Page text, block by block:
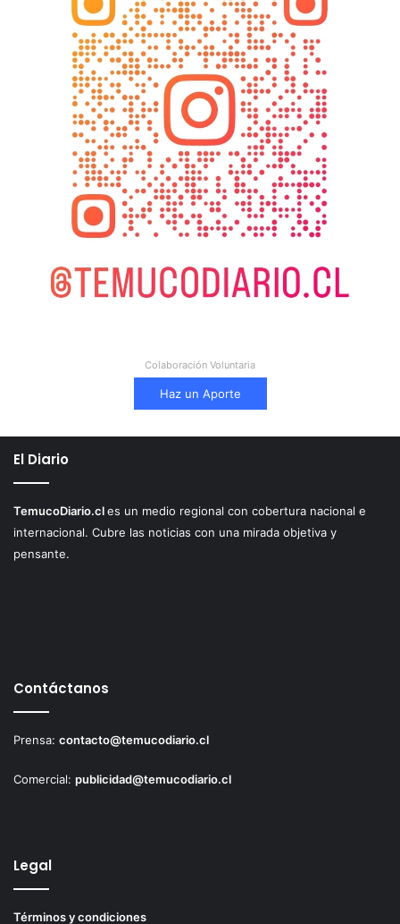
Colaboración Voluntaria
Haz un Aporte
El Diario
TemucoDiario.cles un medio regional con cobertura nacional e
internacional. Cubre las noticias con una mirada objetiva y
pensante.
Contáctanos
Prensa: contacto@temucodiario.cl
Comercial: publicidad@temucodiario.cl
Legal
Términos y condiciones